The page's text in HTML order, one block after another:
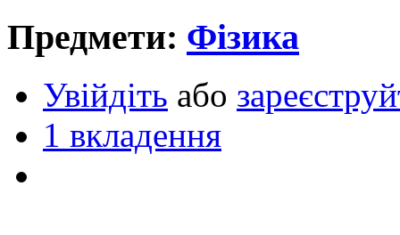
Предмети: Фізика
Увійдіть або
1 вкладення